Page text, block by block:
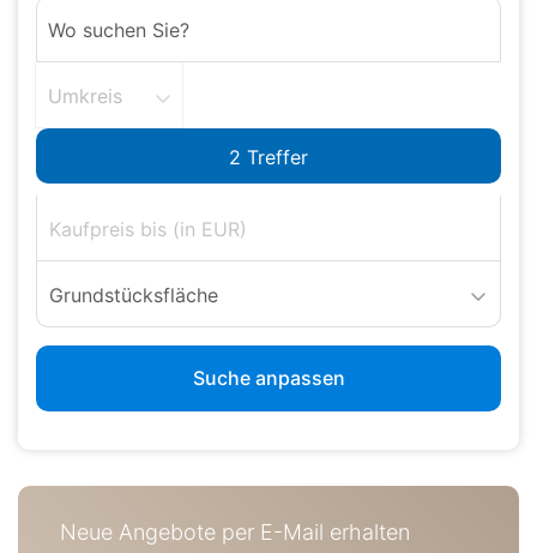
Umkreis
Grundstücksfläche
Suche anpassen
Neue Angebote per E-Mail erhalten